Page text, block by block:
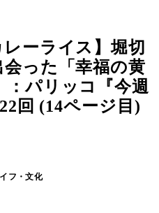
レーライス】堀切
った「幸福の黄
パリッコ『今週
回 (14ページ目)
フ・文化